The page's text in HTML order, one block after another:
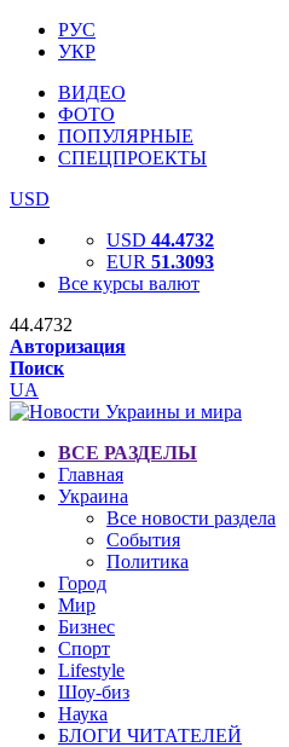
РУС
УКР
ВИДЕО
ФОТО
ПОПУЛЯРНЫЕ
СПЕЦПРОЕКТЫ
USD
USD 44.4732
EUR 51.3093
Все курсы валют
44.4732
Авторизация
Поиск
UA
ВСЕ РАЗДЕЛЫ
Главная
Украина
Все новости раздела
События
Политика
Город
Мир
Бизнес
Спорт
Lifestyle
Шоу-биз
Наука
БЛОГИ ЧИТАТЕЛЕЙ